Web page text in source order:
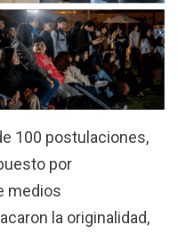
100 postulaciones,
por
medios
la originalidad,